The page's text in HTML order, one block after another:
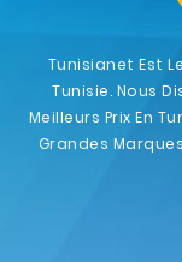
Tunisianet Est
Tunisie. Nous
Meilleurs Prix En
Grandes